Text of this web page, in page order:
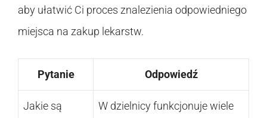
aby ułatwić Ci proces znalezienia odpowiedniego
miejsca na zakup lekarstw.
Pytanie Odpowiedź
Jakie są
W dzielnicy funkcjonuje wiele